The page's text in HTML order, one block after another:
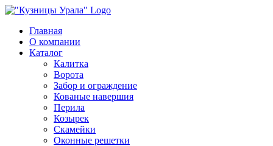
Skip
contentГлавная
О компании
Каталог
Калитка
Ворота
Забор и ограждение
Кованые навершия
Перила
Козырек
Скамейки
Оконные решетки